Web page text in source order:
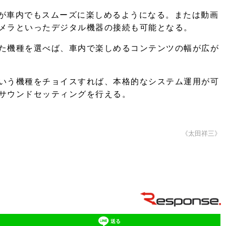
内でもスムーズに楽しめるようになる。または動画
といったデジタル機器の接続も可能となる。
機種を選べば、車内で楽しめるコンテンツの幅が広が
う機種をチョイスすれば、本格的なシステム運用が可
ンドセッティングを行える。
《太田祥三》
送る